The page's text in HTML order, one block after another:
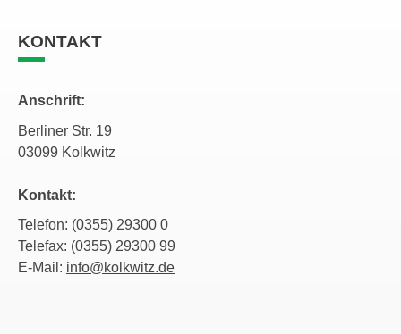
KONTAKT
Anschrift:
Berliner Str. 19
03099 Kolkwitz
Kontakt:
Telefon: (0355) 29300 0
Telefax: (0355) 29300 99
E-Mail: info@kolkwitz.de